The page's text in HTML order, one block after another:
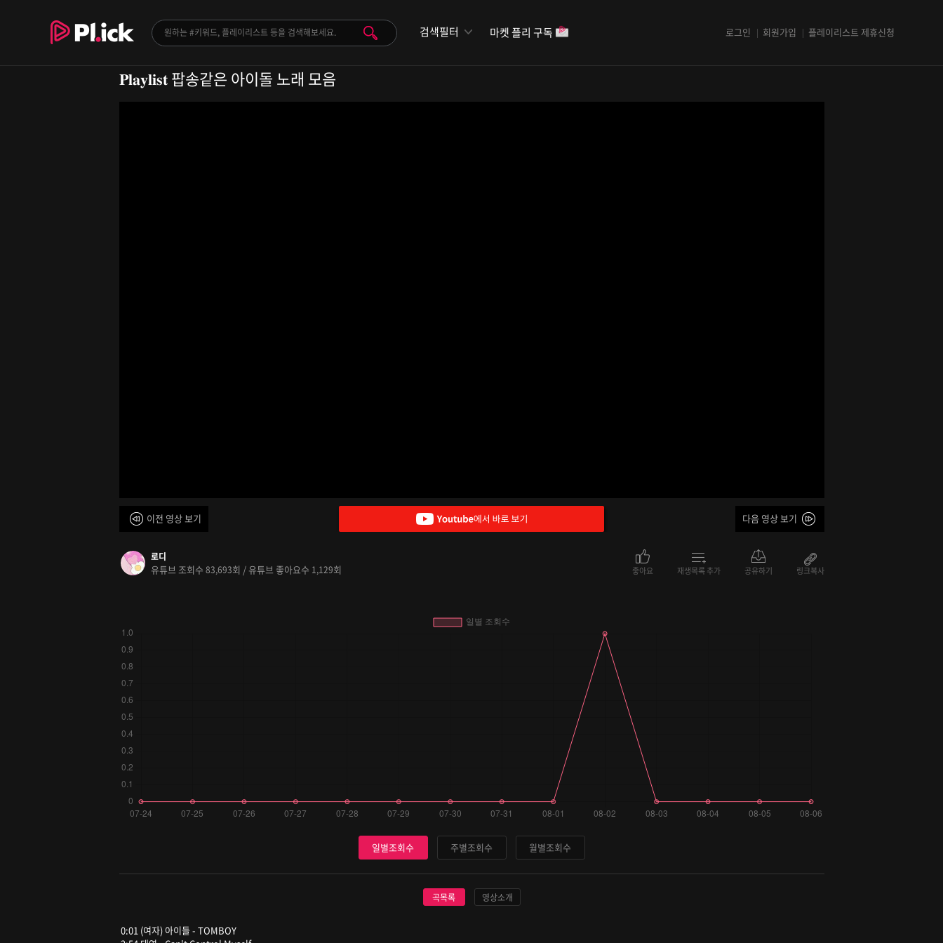
로그인 회원가입 플레이리스트 제휴신청
마켓 플리 구독
검색필터
𝐏𝐥𝐚𝐲𝐥𝐢𝐬𝐭 팝송같은 아이돌 노래 모음
이전 영상 보기 다음 영상 보기
로디
유튜브 조회수 83,693회 / 유튜브 좋아요수 1,129회 좋아요 재생목록 추가 공유하기 링크복사
일별조회수 주별조회수 월별조회수
곡목록 영상소개
0:01 (여자) 아이들 - TOMBOY